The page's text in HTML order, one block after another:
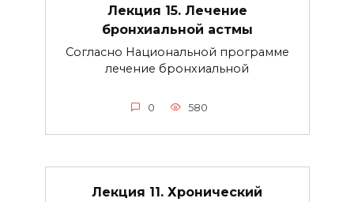
Лекция 15. Лечение
бронхиальной астмы
Согласно Национальной программе
лечение бронхиальной
0 580
Лекция 11. Хронический